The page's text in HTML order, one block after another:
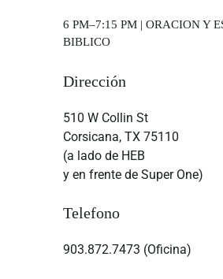
6 PM–7:15 PM | ORACION Y
BIBLICO
Dirección
510 W Collin St
Corsicana, TX 75110
(a lado de HEB
y en frente de Super One)
Telefono
903.872.7473 (Oficina)